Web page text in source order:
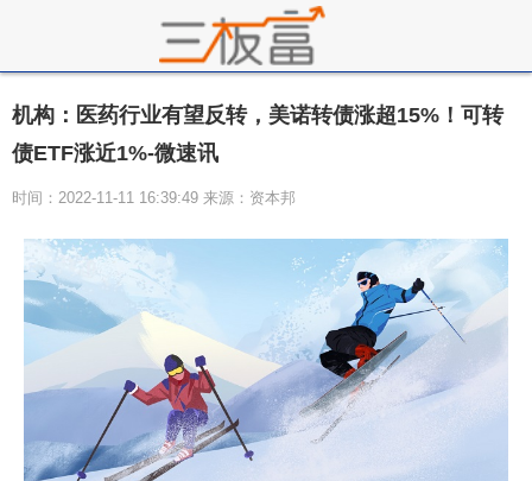
机构：医药行业有望反转，美诺转债涨超15%！可转
债ETF涨近1%-微速讯
时间：2022-11-11 16:39:49 来源：资本邦